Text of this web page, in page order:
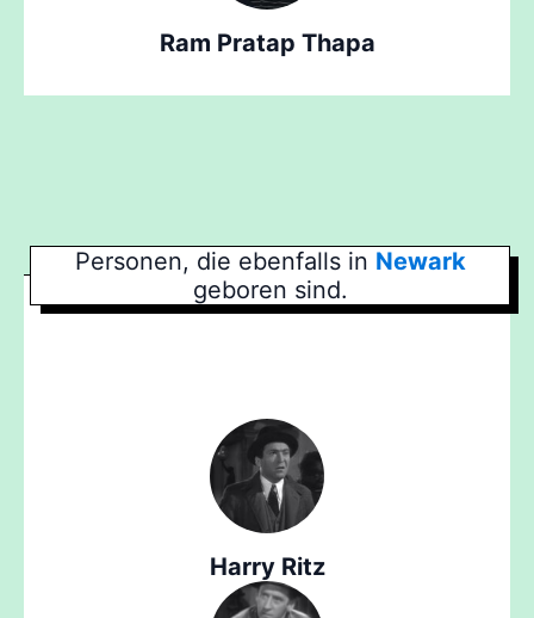
Ram Pratap Thapa
Personen, die ebenfalls in Newark
geboren sind.
Harry Ritz